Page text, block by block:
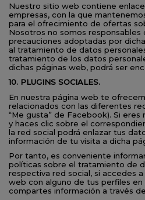
Nuestro sitio web contiene
empresas, con la que
para el ofrecimiento de ofertas
Nosotros no somos responsables
precauciones adoptadas por
al tratamiento de datos
tratamiento de los datos
dichas páginas web, podrá ser
10. PLUGINS SOCIALES.
En nuestra página web te
relacionados con las diferentes
“Me gusta” de Facebook). Si
y haces clic sobre el
la red social podrá enlazar tus
información de tu visita a dicha
Por tanto, es conveniente
políticas sobre el tratamiento de
respectiva red social, si accedes
web con alguno de tus perfiles en
compartes información a través